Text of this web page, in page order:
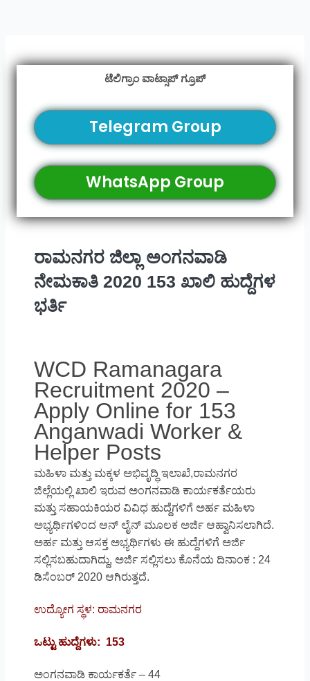
ಟೆಲಿಗ್ರಾಂ ವಾಟ್ಸಾಪ್ ಗ್ರೂಪ್
Telegram Group
WhatsApp Group
ರಾಮನಗರ ಜಿಲ್ಲಾ ಅಂಗನವಾಡಿ
ನೇಮಕಾತಿ 2020 153 ಖಾಲಿ ಹುದ್ದೆಗಳ
ಭರ್ತಿ
WCD Ramanagara
Recruitment 2020 –
Apply Online for 153
Anganwadi Worker &
Helper Posts
ಮಹಿಳಾ ಮತ್ತು ಮಕ್ಕಳ ಅಭಿವೃದ್ಧಿ ಇಲಾಖೆ,ರಾಮನಗರ
ಜಿಲ್ಲೆಯಲ್ಲಿ ಖಾಲಿ ಇರುವ ಅಂಗನವಾಡಿ ಕಾರ್ಯಕರ್ತೆಯರು
ಮತ್ತು ಸಹಾಯಕಿಯರ ವಿವಿಧ ಹುದ್ದೆಗಳಿಗೆ ಅರ್ಹ ಮಹಿಳಾ
ಅಭ್ಯರ್ಥಿಗಳಿಂದ ಆನ್ ಲೈನ್ ಮೂಲಕ ಅರ್ಜಿ ಆಹ್ವಾನಿಸಲಾಗಿದೆ.
ಅರ್ಹ ಮತ್ತು ಆಸಕ್ತ ಅಭ್ಯರ್ಥಿಗಳು ಈ ಹುದ್ದೆಗಳಿಗೆ ಅರ್ಜಿ
ಸಲ್ಲಿಸಬಹುದಾಗಿದ್ದು, ಅರ್ಜಿ ಸಲ್ಲಿಸಲು ಕೊನೆಯ ದಿನಾಂಕ : 24
ಡಿಸೆಂಬರ್ 2020 ಆಗಿರುತ್ತದೆ.
ಉದ್ಯೋಗ ಸ್ಥಳ: ರಾಮನಗರ
ಒಟ್ಟು ಹುದ್ದೆಗಳು: 153
ಅಂಗನವಾಡಿ ಕಾರ್ಯಕರ್ತೆ – 44